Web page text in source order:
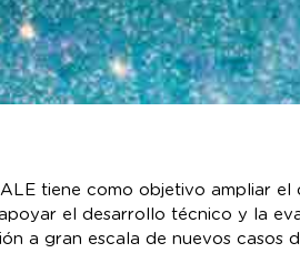
tiene como objetivo ampliar el
el desarrollo técnico y la
a gran escala de nuevos casos